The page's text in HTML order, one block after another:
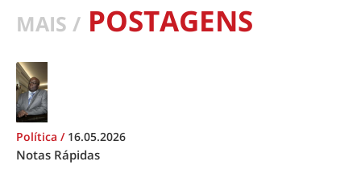
MAIS / POSTAGENS
Política / 16.05.2026
Notas Rápidas